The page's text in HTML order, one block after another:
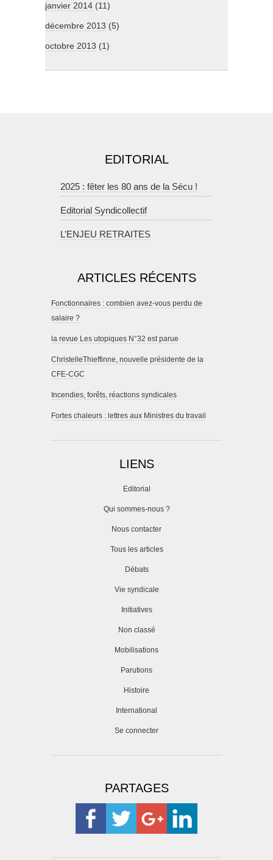
janvier 2014 (11)
décembre 2013 (5)
octobre 2013 (1)
EDITORIAL
2025 : fêter les 80 ans de la Sécu !
Editorial Syndicollectif
L’ENJEU RETRAITES
ARTICLES RÉCENTS
Fonctionnaires : combien avez-vous perdu de
salaire ?
la revue Les utopiques N°32 est parue
ChristelleThieffinne, nouvelle présidente de la
CFE-CGC
Incendies, forêts, réactions syndicales
Fortes chaleurs : lettres aux Ministres du travail
LIENS
Editorial
Qui sommes-nous ?
Nous contacter
Tous les articles
Débats
Vie syndicale
Initiatives
Non classé
Mobilisations
Parutions
Histoire
International
Se connecter
PARTAGES